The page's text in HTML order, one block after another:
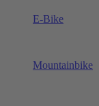
E-Bike
Mountainbike